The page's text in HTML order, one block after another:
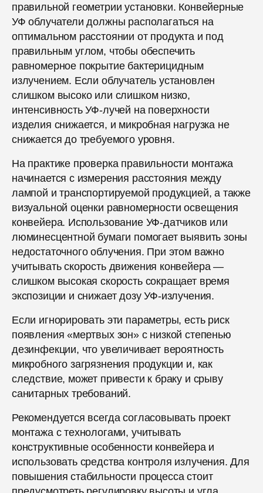
правильной геометрии установки. Конвейерные
УФ облучатели должны располагаться на
оптимальном расстоянии от продукта и под
правильным углом, чтобы обеспечить
равномерное покрытие бактерицидным
излучением. Если облучатель установлен
слишком высоко или слишком низко,
интенсивность УФ-лучей на поверхности
изделия снижается, и микробная нагрузка не
снижается до требуемого уровня.
На практике проверка правильности монтажа
начинается с измерения расстояния между
лампой и транспортируемой продукцией, а также
визуальной оценки равномерности освещения
конвейера. Использование УФ-датчиков или
люминесцентной бумаги помогает выявить зоны
недостаточного облучения. При этом важно
учитывать скорость движения конвейера —
слишком высокая скорость сокращает время
экспозиции и снижает дозу УФ-излучения.
Если игнорировать эти параметры, есть риск
появления «мертвых зон» с низкой степенью
дезинфекции, что увеличивает вероятность
микробного загрязнения продукции и, как
следствие, может привести к браку и срыву
санитарных требований.
Рекомендуется всегда согласовывать проект
монтажа с технологами, учитывать
конструктивные особенности конвейера и
использовать средства контроля излучения. Для
повышения стабильности процесса стоит